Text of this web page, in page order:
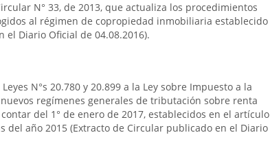
N° 33, de 2013, que actualiza los procedimientos
al régimen de copropiedad inmobiliaria establecido
el Diario Oficial de 04.08.2016).
N°s 20.780 y 20.899 a la Ley sobre Impuesto a la
regímenes generales de tributación sobre renta
del 1° de enero de 2017, establecidos en el artículo
del año 2015 (Extracto de Circular publicado en el Diario